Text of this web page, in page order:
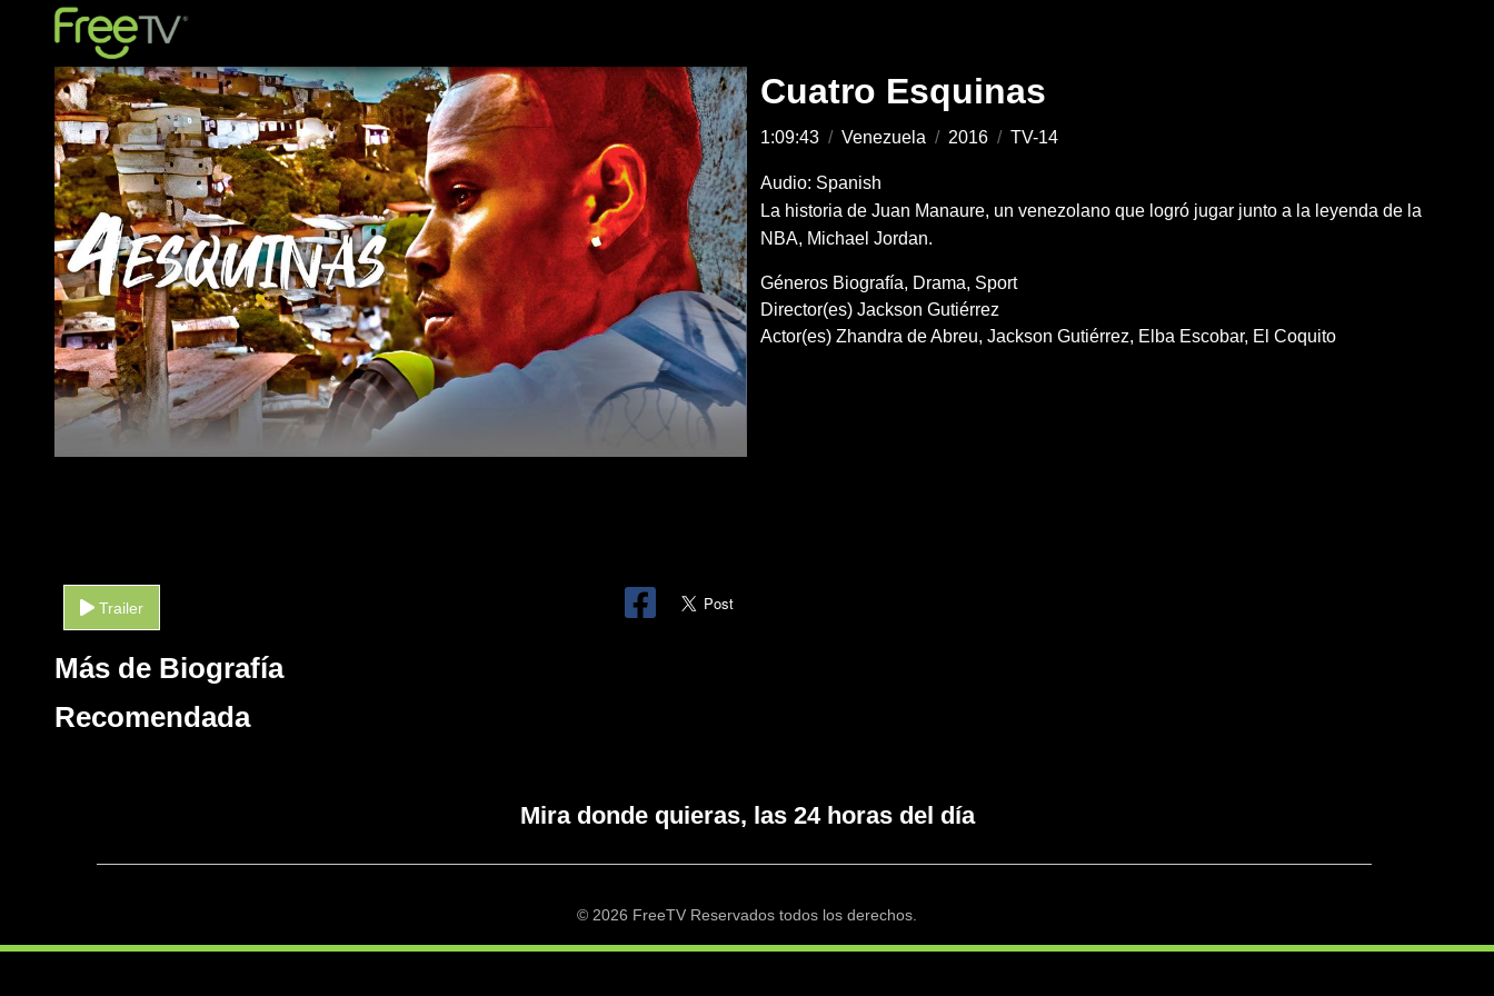
Trailer
Cuatro Esquinas
1:09:43 / Venezuela / 2016 / TV-14
Audio: Spanish
La historia de Juan Manaure, un venezolano que logró jugar junto a la leyenda de la
NBA, Michael Jordan.
Géneros Biografía Drama Sport
Director(es) Jackson Gutiérrez
Actor(es) Zhandra de Abreu Jackson Gutiérrez Elba Escobar El Coquito
Más de Biografía
Recomendada
Mira donde quieras, las 24 horas del día
© 2026 FreeTV Reservados todos los derechos.